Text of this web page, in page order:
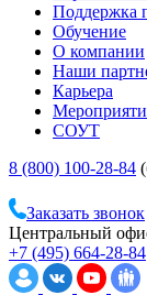
Поддержка
Обучение
О компании
Наши
Карьера
СОУТ
8 (800) 100-28-84
Заказать звонок
Центральный
+7 (495) 664-28-84